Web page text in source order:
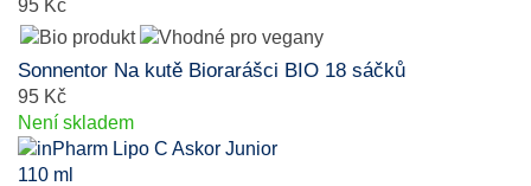
95 Kč
Sonnentor Na kutě Biorarášci BIO 18 sáčků
95 Kč
Není skladem